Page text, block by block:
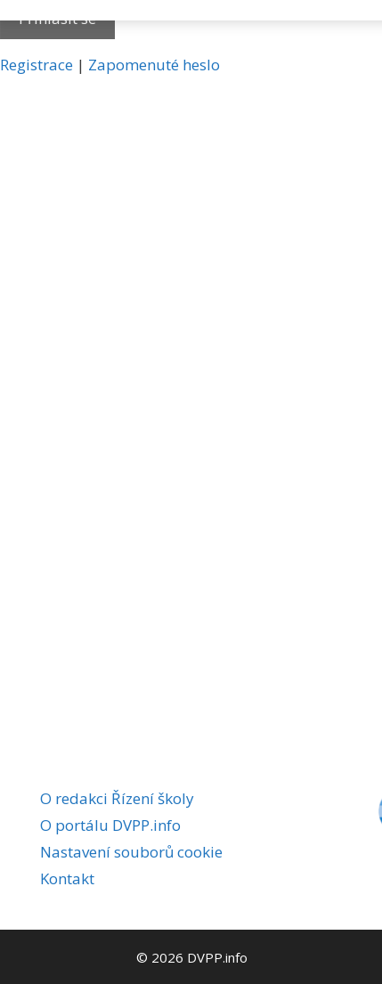
A
Registrace | Zapomenuté heslo
O redakci Řízení školy
O portálu DVPP.info
Nastavení souborů cookie
Kontakt
© 2026 DVPP.info